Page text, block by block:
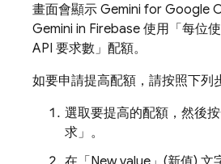
畫面會顯示 Gemini for Google
Gemini in Firebase 使用「每位
API 要求數」配額。
如要申請提高配額，請按照下列
選取要提高的配額，然後
求」 。